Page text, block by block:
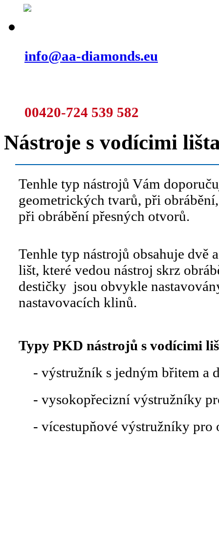
info@aa-diamonds.eu
00420-724 539 582
Nástroje s vodícimi
Tenhle typ nástrojů Vám
geometrických tvarů, při
při obrábění přesných otvorů.
Tenhle typ nástrojů obsahuje dvě
lišt, které vedou nástroj skrz
destičky jsou obvykle
nastavovacích klinů.
Typy PKD nástrojů s vodícimi
- výstružník s jedným břitem a
- vysokopřecizní výstružníky
- vícestupňové výstružníky pro